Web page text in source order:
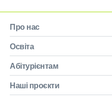
Про нас
Освіта
Абітурієнтам
Наші проєкти